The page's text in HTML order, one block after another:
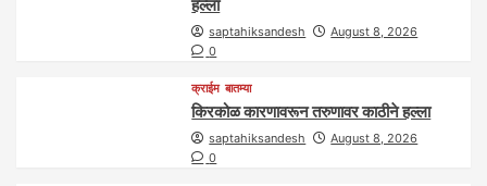
हल्ला
saptahiksandesh
August 8, 2026
0
क्राईम बातम्या
किरकोळ कारणावरून तरुणावर काठीने हल्ला
saptahiksandesh
August 8, 2026
0